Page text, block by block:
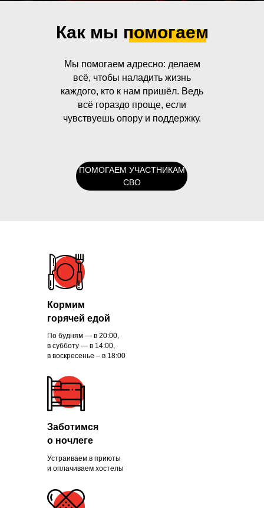
Как мы помогаем
ПОМОГАЕМ УЧАСТНИКАМ
СВО
Мы помогаем адресно: делаем
всё, чтобы наладить жизнь
каждого, кто к нам пришёл. Ведь
всё гораздо проще, если
чувствуешь опору и поддержку.
По будням — в 20:00,
в субботу — в 14:00,
в воскресенье – в 18:00
Устраиваем в приюты
и оплачиваем хостелы
Кормим
горячей едой
Заботимся
о ночлеге